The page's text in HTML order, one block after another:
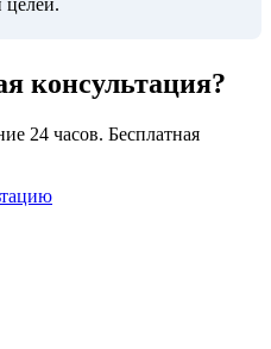
целей.
консультация?
24 часов. Бесплатная